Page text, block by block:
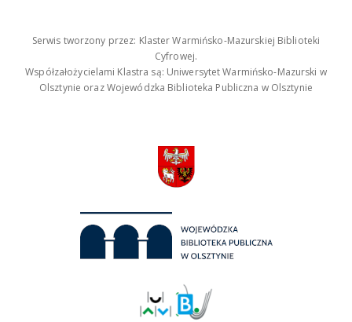
Serwis tworzony przez: Klaster Warmińsko-Mazurskiej Biblioteki
Cyfrowej.
Współzałożycielami Klastra są: Uniwersytet Warmińsko-Mazurski w
Olsztynie oraz Wojewódzka Biblioteka Publiczna w Olsztynie